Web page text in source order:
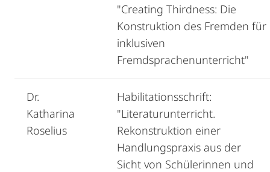
"Creating Thirdness: Die
Konstruktion des Fremden für
inklusiven
Fremdsprachenunterricht"
Dr.
Katharina
Roselius
Habilitationsschrift:
"Literaturunterricht.
Rekonstruktion einer
Handlungspraxis aus der
Sicht von Schülerinnen und